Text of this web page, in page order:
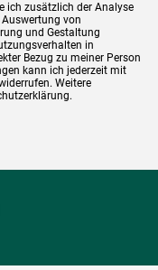
ich zusätzlich der Analyse
von
und Gestaltung
in
Bezug zu meiner Person
kann ich jederzeit mit
Weitere